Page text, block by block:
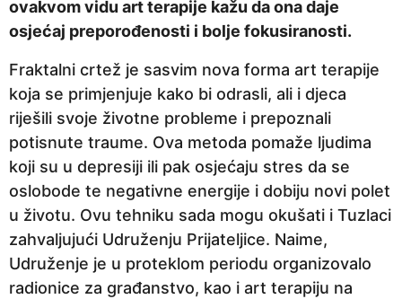
g
d
i
n
a
p
r
i
j
e
ovakvom vidu art terapije kažu da ona daje
osjećaj preporođenosti i bolje fokusiranosti.
Fraktalni crtež je sasvim nova forma art terapije
koja se primjenjuje kako bi odrasli, ali i djeca
riješili svoje životne probleme i prepoznali
potisnute traume. Ova metoda pomaže ljudima
koji su u depresiji ili pak osjećaju stres da se
oslobode te negativne energije i dobiju novi polet
u životu. Ovu tehniku sada mogu okušati i Tuzlaci
zahvaljujući Udruženju Prijateljice. Naime,
Udruženje je u proteklom periodu organizovalo
radionice za građanstvo, kao i art terapiju na